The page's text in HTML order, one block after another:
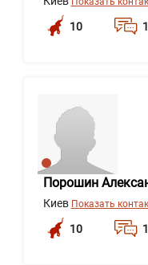
10
Порошин
Киев Показать
10